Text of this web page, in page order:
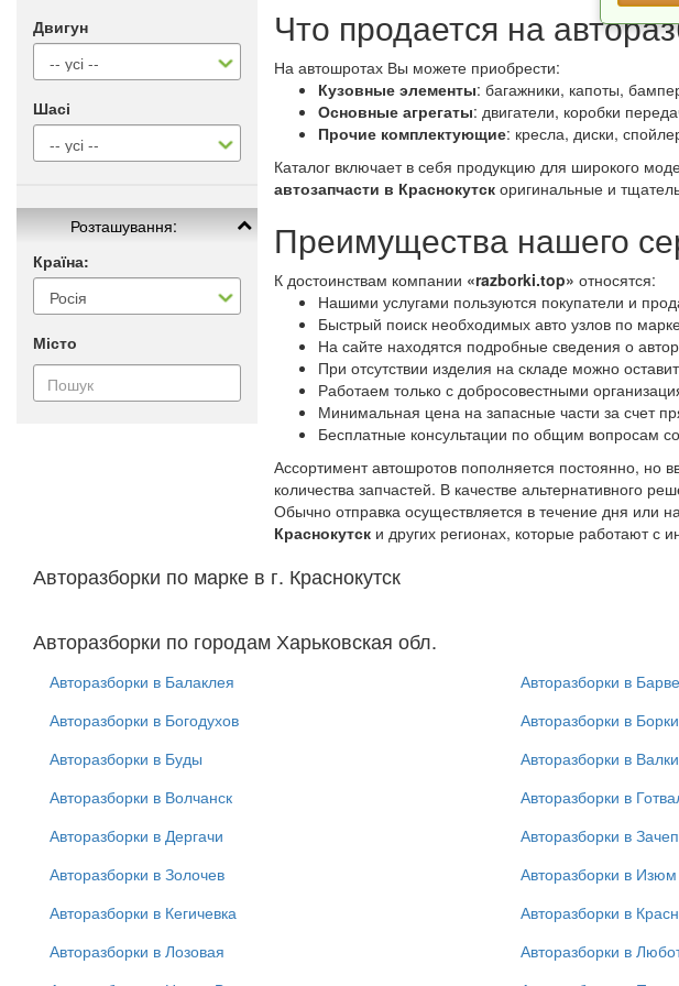
Двигун
Шасі
Розташування:
Країна:
Місто
Что продается на
На автошротах Вы можете приобрести:
Кузовные элементы: багажники, капоты,
Основные агрегаты: двигатели, коробки
Прочие комплектующие: кресла, диски,
Каталог включает в себя продукцию для широкого
автозапчасти в Краснокутск оригинальные и
Преимущества нашего
К достоинствам компании «razborki.top» относятся:
Нашими услугами пользуются покупатели и
Быстрый поиск необходимых авто узлов по
На сайте находятся подробные сведения о
При отсутствии изделия на складе можно
Работаем только с добросовестными
Минимальная цена на запасные части за счет
Бесплатные консультации по общим вопросам
Ассортимент автошротов пополняется постоянно, но
количества запчастей. В качестве альтернативного
Обычно отправка осуществляется в течение дня или
Краснокутск и других регионах, которые работают с
Авторазборки по марке в г. Краснокутск
Авторазборки по городам Харьковская обл.
Авторазборки в Балаклея Авторазборки в
Авторазборки в Богодухов
Авторазборки в Борки
Авторазборки в Буды
Авторазборки в Валки
Авторазборки в Волчанск
Авторазборки в
Авторазборки в Дергачи
Авторазборки в
Авторазборки в Золочев
Авторазборки в Изюм
Авторазборки в Кегичевка
Авторазборки в
Авторазборки в Лозовая
Авторазборки в